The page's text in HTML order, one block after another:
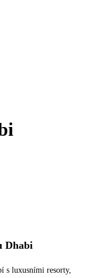
Dhabi
s luxusními resorty,